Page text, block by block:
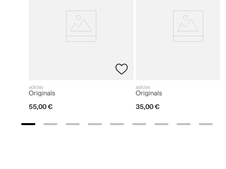
adidas
Originals
55,00 €
adidas
Originals
35,00 €